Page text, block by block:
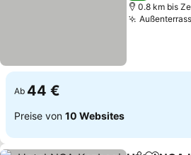
0.8 km bis
Ab 44 €
Preise von 10 Websites